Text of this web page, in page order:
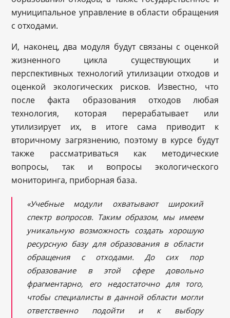
муниципальное управление в области обращения
с отходами.
И, наконец, два модуля будут связаны с оценкой
жизненного цикла существующих и
перспективных технологий утилизации отходов и
оценкой экологических рисков. Известно, что
после факта образования отходов любая
технология, которая перерабатывает или
утилизирует их, в итоге сама приводит к
вторичному загрязнению, поэтому в курсе будут
также рассматриваться как методические
вопросы, так и вопросы экологического
мониторинга, приборная база.
«Учебные модули охватывают широкий
спектр вопросов. Таким образом, мы имеем
уникальную возможность создать хорошую
ресурсную базу для образования в области
обращения с отходами. До сих пор
образование в этой сфере довольно
фрагментарно, его недостаточно для того,
чтобы специалисты в данной области могли
ответственно подойти и к выбору